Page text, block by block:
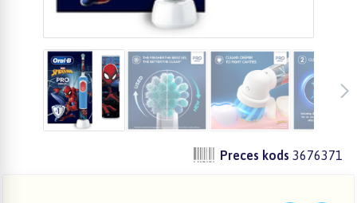
Preces kods 3676371